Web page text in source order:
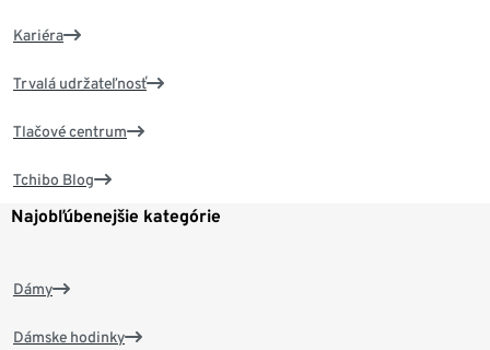
Kariéra
Trvalá udržateľnosť
Tlačové centrum
Tchibo Blog
Najobľúbenejšie kategórie
Dámy
Dámske hodinky